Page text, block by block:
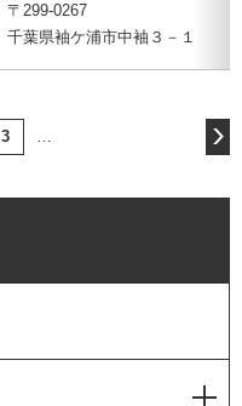
〒299-0267
千葉県袖ケ浦市中袖３－１
3 …